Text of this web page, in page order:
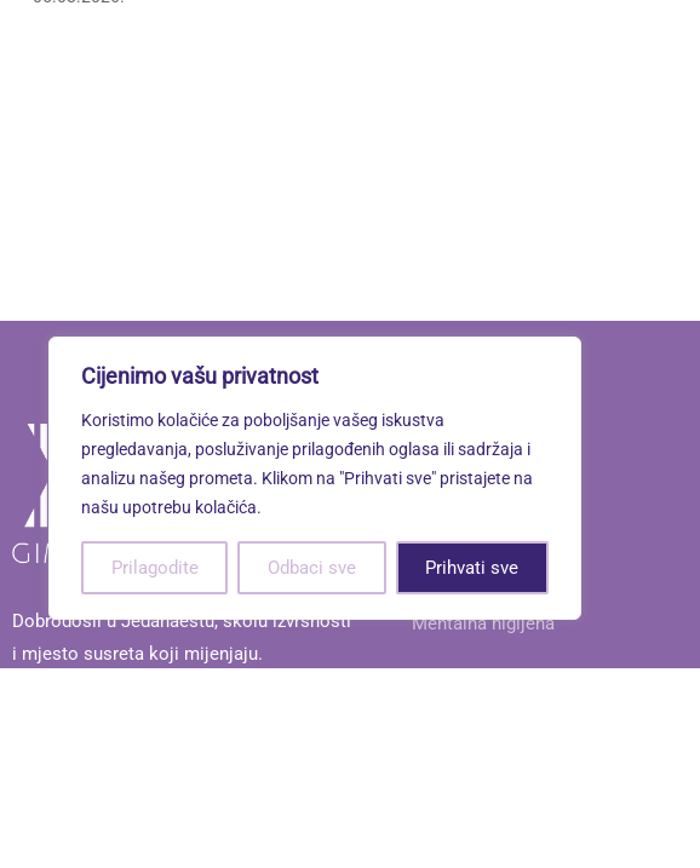
Cijenimo vašu privatnost
Koristimo kolačiće za poboljšanje vašeg iskustva
pregledavanja, posluživanje prilagođenih oglasa ili sadržaja i
analizu našeg prometa. Klikom na "Prihvati sve" pristajete na
našu upotrebu kolačića.
Prilagodite Odbaci sve Prihvati sve
Dobrodošli u Jedanaestu, školu izvrsnosti
i mjesto susreta koji mijenjaju.
Linkovi
Oximoron
Mentalno zdravlje
Mentalna higijena